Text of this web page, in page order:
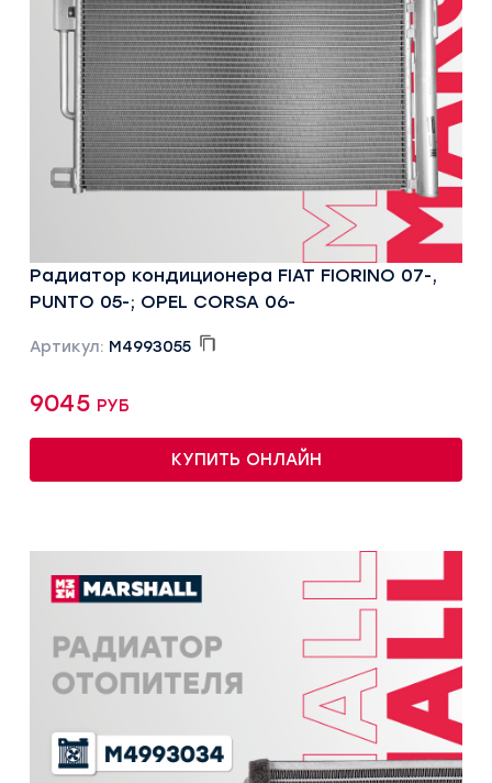
Радиатор кондиционера FIAT FIORINO 07-,
PUNTO 05-; OPEL CORSA 06-
Артикул: M4993055
9045 руб
КУПИТЬ ОНЛАЙН